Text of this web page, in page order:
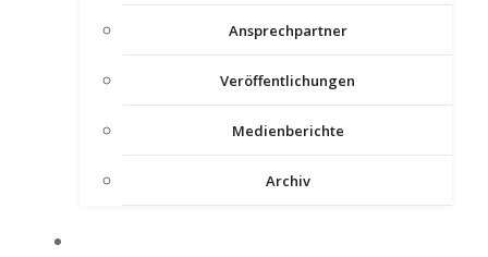
Ansprechpartner
Veröffentlichungen
Medienberichte
Archiv